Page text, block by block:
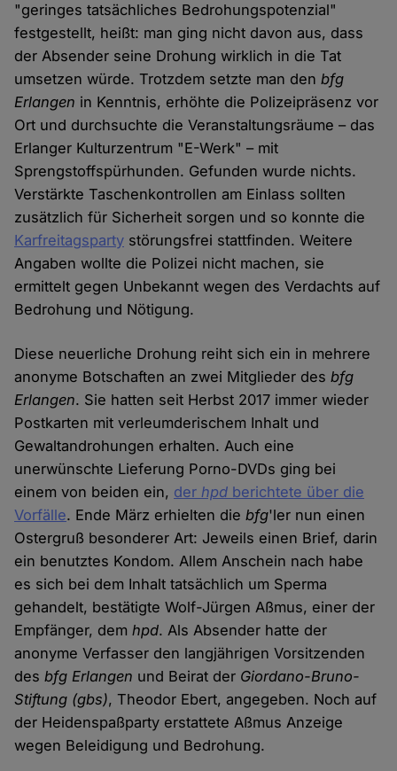
"geringes tatsächliches Bedrohungspotenzial"
festgestellt, heißt: man ging nicht davon aus, dass
der Absender seine Drohung wirklich in die Tat
umsetzen würde. Trotzdem setzte man denbfg
Erlangen in Kenntnis, erhöhte die Polizeipräsenz vor
Ort und durchsuchte die Veranstaltungsräume – das
Erlanger Kulturzentrum "E-Werk" – mit
Sprengstoffspürhunden. Gefunden wurde nichts.
Verstärkte Taschenkontrollen am Einlass sollten
zusätzlich für Sicherheit sorgen und so konnte die
Karfreitagsparty störungsfrei stattfinden. Weitere
Angaben wollte die Polizei nicht machen, sie
ermittelt gegen Unbekannt wegen des Verdachts auf
Bedrohung und Nötigung.
Diese neuerliche Drohung reiht sich ein in mehrere
anonyme Botschaften an zwei Mitglieder desbfg
Erlangen. Sie hatten seit Herbst 2017 immer wieder
Postkarten mit verleumderischem Inhalt und
Gewaltandrohungen erhalten. Auch eine
unerwünschte Lieferung Porno-DVDs ging bei
einem von beiden ein, derhpd berichtete über die
Vorfälle. Ende März erhielten diebfg'ler nun einen
Ostergruß besonderer Art: Jeweils einen Brief, darin
ein benutztes Kondom. Allem Anschein nach habe
es sich bei dem Inhalt tatsächlich um Sperma
gehandelt, bestätigte Wolf-Jürgen Aßmus, einer der
Empfänger, demhpd. Als Absender hatte der
anonyme Verfasser den langjährigen Vorsitzenden
desbfg Erlangen und Beirat der Giordano-Bruno-
Stiftung (gbs), Theodor Ebert, angegeben. Noch auf
der Heidenspaßparty erstattete Aßmus Anzeige
wegen Beleidigung und Bedrohung.